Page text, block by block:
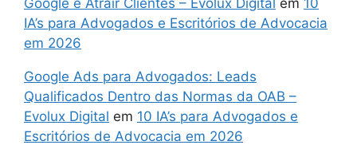
IA’s para Advogados e Escritórios de Advocacia
em 2026
Google Ads para Advogados: Leads
Qualificados Dentro das Normas da OAB –
Evolux Digital em 10 IA’s para Advogados e
Escritórios de Advocacia em 2026